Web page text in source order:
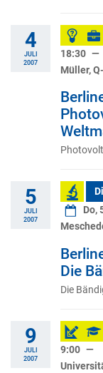
4
JULI
2007
18:30 —
Müller,
5
JULI
2007
Do,
Die
Die
9
JULI
2007
9:00 —